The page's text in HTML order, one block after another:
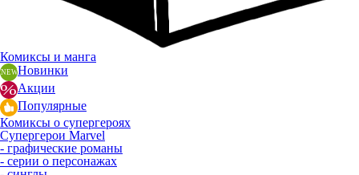
Комиксы и манга
Новинки
Акции
Популярные
Комиксы о супергероях
Супергерои Marvel
- графические романы
- серии о персонажах